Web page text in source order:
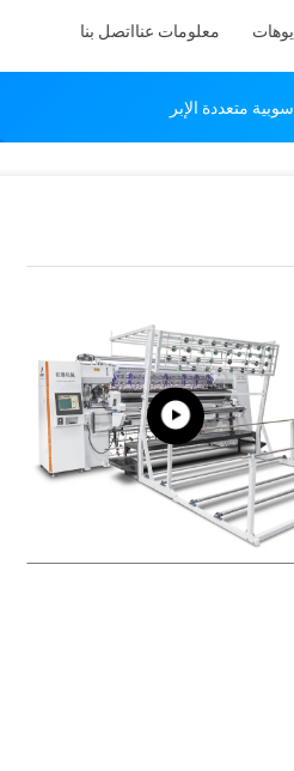
معلومات عنااتصل بنا
متعددة الإبر